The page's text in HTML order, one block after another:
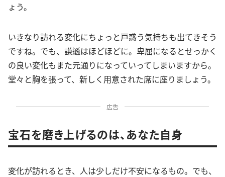
ょう。
いきなり訪れる変化にちょっと戸惑う気持ちも出てきそう
ですね。でも、謙遜はほどほどに。卑屈になるとせっかく
の良い変化もまた元通りになっていってしまいますから。
堂々と胸を張って、新しく用意された席に座りましょう。
広告
宝石を磨き上げるのは、あなた自身
変化が訪れるとき、人は少しだけ不安になるもの。でも、